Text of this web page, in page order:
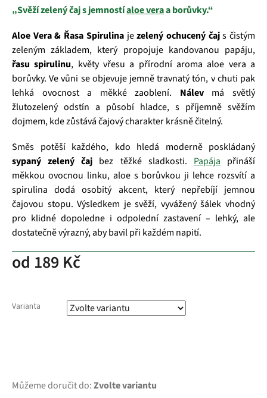
od 189 Kč
Varianta
Můžeme doručit do:Zvolte variantu
„Svěží zelený čaj s jemnostíaloe veraa borůvky.“
Aloe Vera & Řasa Spirulinajezelený ochucený čajs čistým
zeleným základem, který propojuje kandovanou papáju,
řasu spirulinu, květy vřesu a přírodní aroma aloe vera a
borůvky. Ve vůni se objevuje jemně travnatý tón, v chuti pak
lehká ovocnost a měkké zaoblení. Nálevmá světlý
žlutozelený odstín a působí hladce, s příjemně svěžím
dojmem, kde zůstává čajový charakter krásně čitelný.
Směs potěší každého, kdo hledá moderně poskládaný
sypaný zelený čaj bez těžké sladkosti. Papája přináší
měkkou ovocnou linku, aloe s borůvkou ji lehce rozsvítí a
spirulina dodá osobitý akcent, který nepřebíjí jemnou
čajovou stopu. Výsledkem je svěží, vyvážený šálek vhodný
pro klidné dopoledne i odpolední zastavení – lehký, ale
dostatečně výrazný, aby bavil při každém napití.